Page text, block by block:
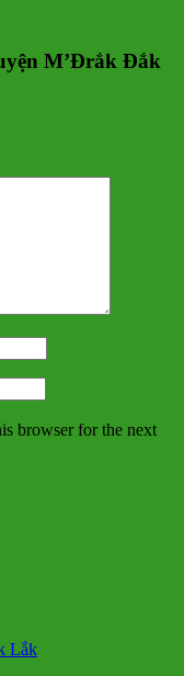
M’Đrắk Đắk
browser for the next